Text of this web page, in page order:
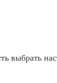
выбрать